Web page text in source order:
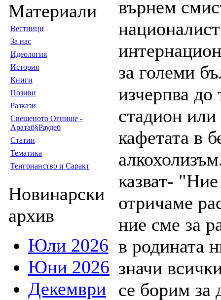
Материали
Вестници
За нас
Идеология
История
Книги
Позиви
Разкази
Свещеното Огнище -
Аратаб§Раудеб
Статии
Тематика
Тенгрианство и Саракт
Новинарски
архив
Юли 2026
Юни 2026
Декември